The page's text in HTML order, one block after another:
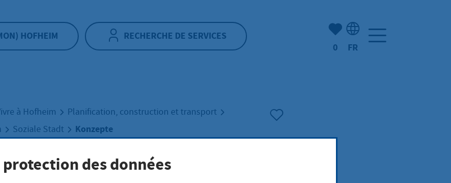
HOFHEIM RECHERCHE DE SERVICES
Nombre d'éléments mis en
0 FR
à Hofheim
Planification, construction et transport
Soziale Stadt Konzepte
des données